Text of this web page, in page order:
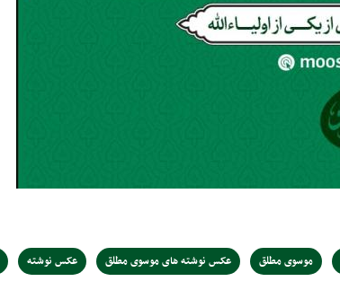
موسوی مطلق عکس نوشته های موسوی مطلق عکس نوشته